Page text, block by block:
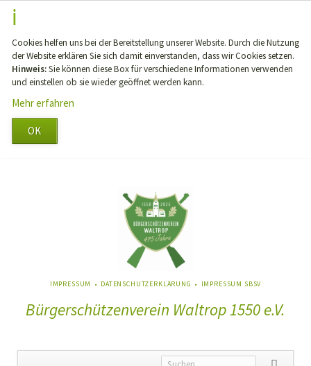
Cookies helfen uns bei der Bereitstellung unserer Website. Durch die Nutzung
der Website erklären Sie sich damit einverstanden, dass wir Cookies setzen.
Hinweis:Sie können diese Box für verschiedene Informationen verwenden
und einstellen ob sie wieder geöffnet werden kann.
Mehr erfahren
OK
NAVIGATION
IMPRESSUM DATENSCHUTZERKLÄRUNG IMPRESSUM SBSV
Bürgerschützenverein Waltrop 1550 e.V.